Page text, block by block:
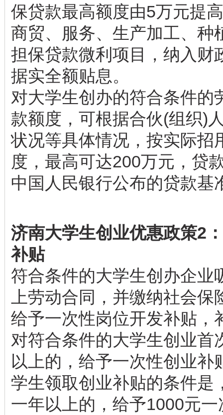
保贷款最高额度由5万元提
商贸、服务、生产加工、种
担保贷款微利项目，纳入财
据实全额贴息。
对大学生创办的符合条件的
款额度，可根据合伙(组织)
状况等具体情况，按实际招
度，最高可达200万元，贷
中国人民银行公布的贷款基
济南大学生创业优惠政策2
补贴
符合条件的大学生创办企业
上劳动合同，并缴纳社会
给予一次性岗位开发补贴，
对符合条件的大学生创业首
以上的，给予一次性创业
学生领取创业补贴的条件是
一年以上的，给予1000元